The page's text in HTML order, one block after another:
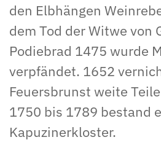
den Elbhängen
dem Tod der Witwe von
Podiebrad 1475 wurde
verpfändet. 1652
Feuersbrunst weite
1750 bis 1789 bestand
Kapuzinerkloster.